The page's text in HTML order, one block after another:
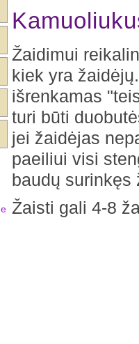
Žaidimui
kiek yra
išrenkamas
turi būti
jei žaidėjas
paeiliui visi
baudų surinkęs
Žaisti gali 4-8